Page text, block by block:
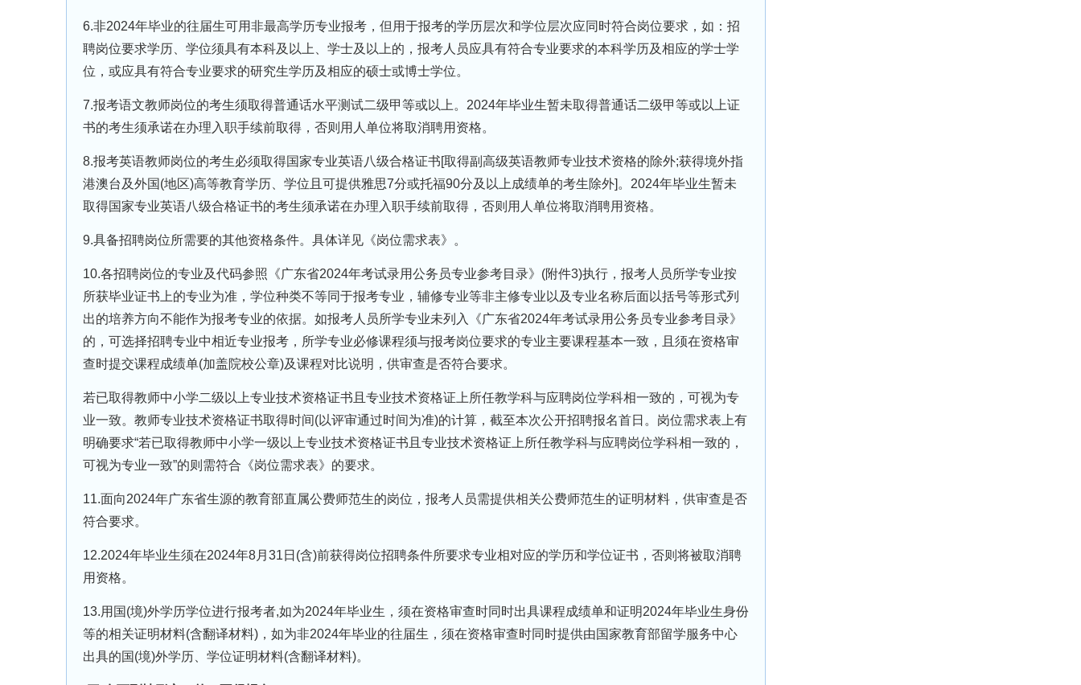
6.非2024年毕业的往届生可用非最高学历专业报考，但用于报考的学历层次和学位层次应同时符合岗位要求，如：招
聘岗位要求学历、学位须具有本科及以上、学士及以上的，报考人员应具有符合专业要求的本科学历及相应的学士学
位，或应具有符合专业要求的研究生学历及相应的硕士或博士学位。
7.报考语文教师岗位的考生须取得普通话水平测试二级甲等或以上。2024年毕业生暂未取得普通话二级甲等或以上证
书的考生须承诺在办理入职手续前取得，否则用人单位将取消聘用资格。
8.报考英语教师岗位的考生必须取得国家专业英语八级合格证书[取得副高级英语教师专业技术资格的除外;获得境外指
港澳台及外国(地区)高等教育学历、学位且可提供雅思7分或托福90分及以上成绩单的考生除外]。2024年毕业生暂未
取得国家专业英语八级合格证书的考生须承诺在办理入职手续前取得，否则用人单位将取消聘用资格。
9.具备招聘岗位所需要的其他资格条件。具体详见《岗位需求表》。
10.各招聘岗位的专业及代码参照《广东省2024年考试录用公务员专业参考目录》(附件3)执行，报考人员所学专业按
所获毕业证书上的专业为准，学位种类不等同于报考专业，辅修专业等非主修专业以及专业名称后面以括号等形式列
出的培养方向不能作为报考专业的依据。如报考人员所学专业未列入《广东省2024年考试录用公务员专业参考目录》
的，可选择招聘专业中相近专业报考，所学专业必修课程须与报考岗位要求的专业主要课程基本一致，且须在资格审
查时提交课程成绩单(加盖院校公章)及课程对比说明，供审查是否符合要求。
若已取得教师中小学二级以上专业技术资格证书且专业技术资格证上所任教学科与应聘岗位学科相一致的，可视为专
业一致。教师专业技术资格证书取得时间(以评审通过时间为准)的计算，截至本次公开招聘报名首日。岗位需求表上有
明确要求“若已取得教师中小学一级以上专业技术资格证书且专业技术资格证上所任教学科与应聘岗位学科相一致的，
可视为专业一致”的则需符合《岗位需求表》的要求。
11.面向2024年广东省生源的教育部直属公费师范生的岗位，报考人员需提供相关公费师范生的证明材料，供审查是否
符合要求。
12.2024年毕业生须在2024年8月31日(含)前获得岗位招聘条件所要求专业相对应的学历和学位证书，否则将被取消聘
用资格。
13.用国(境)外学历学位进行报考者,如为2024年毕业生，须在资格审查时同时出具课程成绩单和证明2024年毕业生身份
等的相关证明材料(含翻译材料)，如为非2024年毕业的往届生，须在资格审查时同时提供由国家教育部留学服务中心
出具的国(境)外学历、学位证明材料(含翻译材料)。